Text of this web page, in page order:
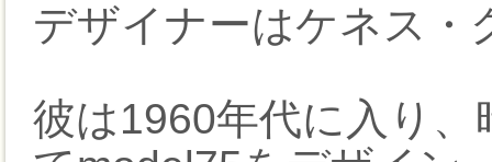
デザイナーはケネス・
彼は1960年代に入り